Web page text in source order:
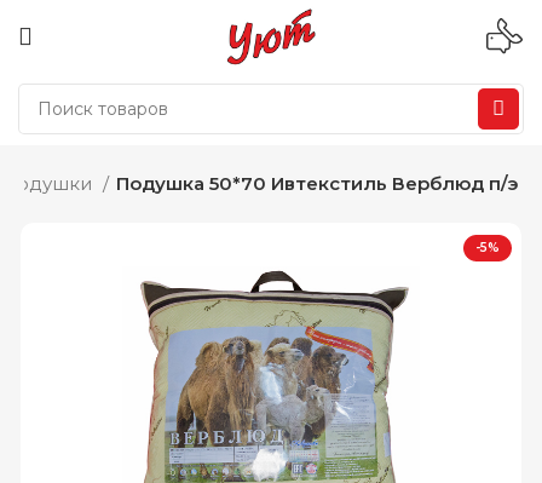
Подушки Подушка 50*70 Ивтекстиль Верблюд п/э
-5%